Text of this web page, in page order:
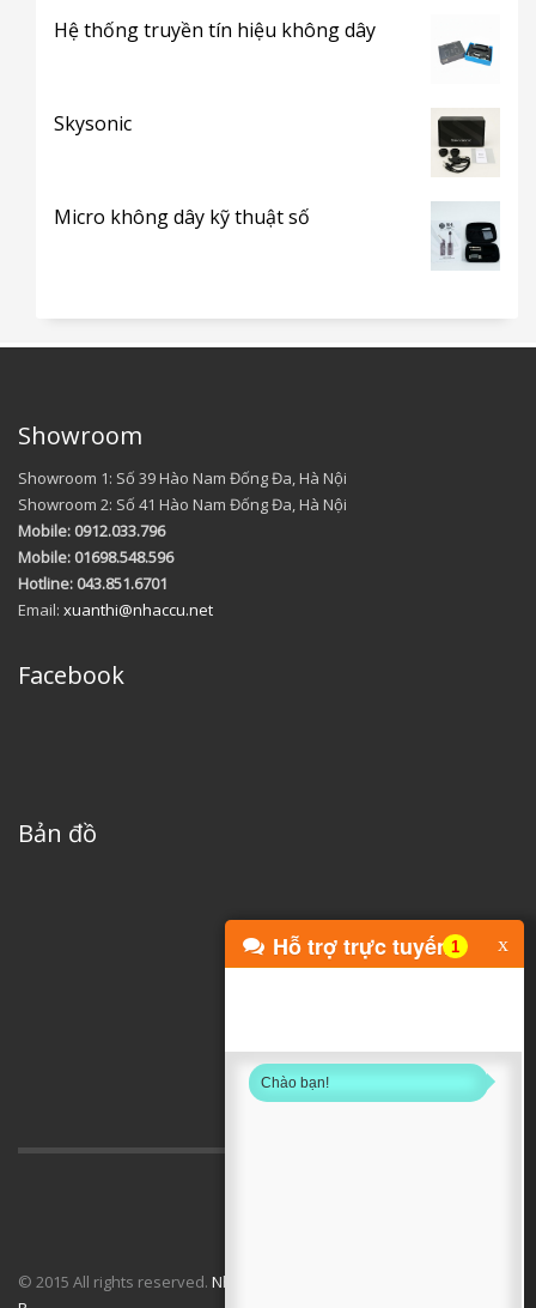
Hệ thống truyền tín hiệu không dây
Skysonic
Micro không dây kỹ thuật số
Showroom
Showroom 1: Số 39 Hào Nam Đống Đa, Hà Nội
Showroom 2: Số 41 Hào Nam Đống Đa, Hà Nội
Mobile: 0912.033.796
Mobile: 01698.548.596
Hotline: 043.851.6701
Email: xuanthi@nhaccu.net
Facebook
Bản đồ
© 2015 All rights reserved. Nhạc cụ vạn xuân
Hỗ trợ trực tuyến1 x
Chào bạn!